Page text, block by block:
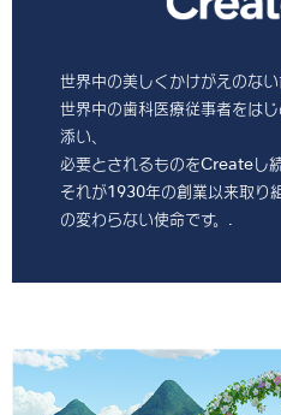
世界中の美しくかけがえのない
世界中の歯科医療従事者をは
添い、
必要とされるものをCreateし
それが1930年の創業以来取り
の変わらない使命です。.